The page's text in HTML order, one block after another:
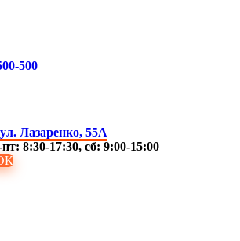
500
Лазаренко, 55А
8:30-17:30, сб: 9:00-15:00